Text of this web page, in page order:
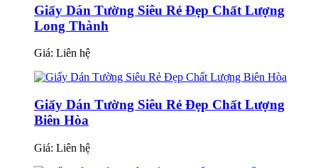
Giấy Dán Tường Siêu Rẻ Đẹp Chất Lượng
Long Thành
Giá: Liên hệ
Giấy Dán Tường Siêu Rẻ Đẹp Chất Lượng
Biên Hòa
Giá: Liên hệ